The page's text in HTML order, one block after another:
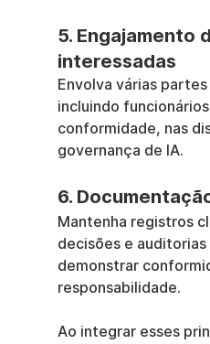
5. Engajamento
interessadas
Envolva várias
incluindo
conformidade, nas
governança de IA.
6.
Mantenha registros
decisões e auditorias
demonstrar
responsabilidade.
Ao integrar esses